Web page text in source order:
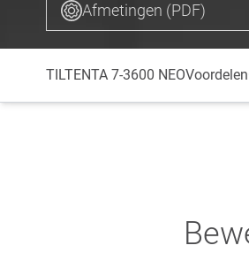
Afmetingen (PDF)
TILTENTA 7-3600 NEOVoordelen